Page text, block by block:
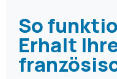
So
Erhalt